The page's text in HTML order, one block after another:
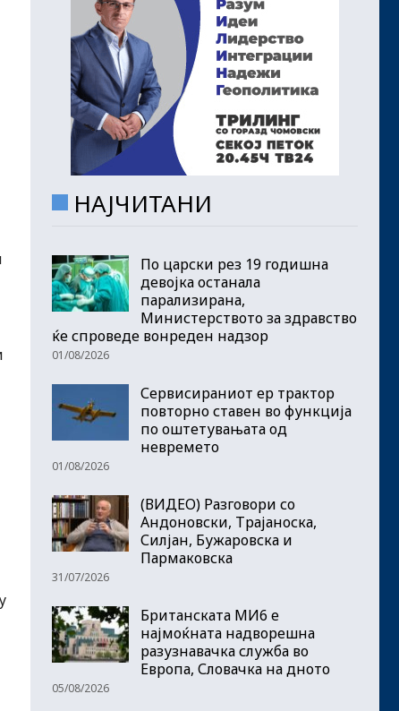
НАЈЧИТАНИ
По царски рез 19 годишна
девојка останала
парализирана,
Министерството за здравство
ќе спроведе вонреден надзор
01/08/2026
Сервисираниот ер трактор
повторно ставен во функција
по оштетувањата од
невремето
01/08/2026
(ВИДЕО) Разговори со
Андоновски, Трајаноска,
Силјан, Бужаровска и
Пармаковска
31/07/2026
Британската МИ6 е
најмоќната надворешна
разузнавачка служба во
Европа, Словачка на дното
05/08/2026